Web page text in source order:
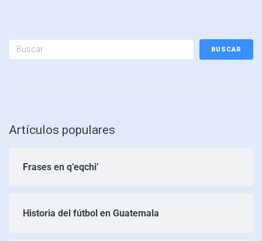
BUSCAR
Artículos populares
Frases en q’eqchi’
Historia del fútbol en Guatemala